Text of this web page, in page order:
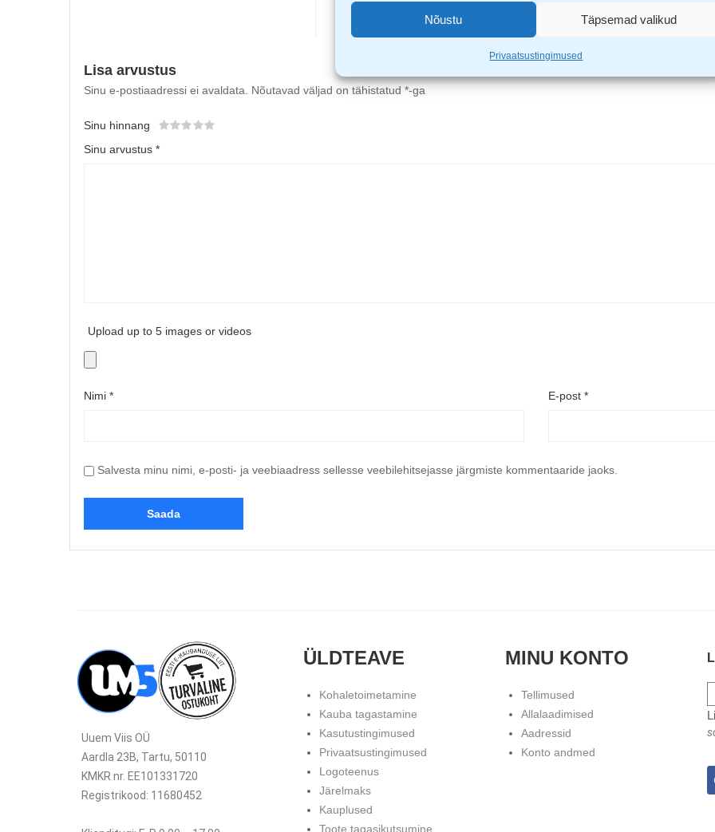
Nõustu Täpsemad valikud
Privaatsustingimused
– 6. mai 2026
Lisa arvustus
Sinu e-postiaadressi ei avaldata. Nõutavad väljad on tähistatud *-ga
Sinu hinnang
Sinu arvustus *
Upload up to 5 images or videos
Nimi * E-post *
Salvesta minu nimi, e-posti- ja veebiaadress sellesse veebilehitsejasse järgmiste kommentaaride jaoks.
Uuem Viis OÜ
Aardla 23B, Tartu, 50110
KMKR nr. EE101331720
Registrikood: 11680452
ÜLDTEAVE
Kohaletoimetamine
Kauba tagastamine
Kasutustingimused
Privaatsustingimused
Logoteenus
Järelmaks
Kauplused
Toote tagasikutsumine
MINU KONTO
Tellimused
Allalaadimised
Aadressid
Konto andmed